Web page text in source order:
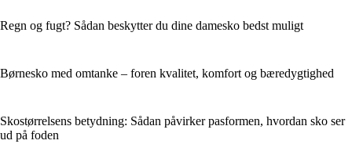
Regn og fugt? Sådan beskytter du dine damesko bedst muligt
Børnesko med omtanke – foren kvalitet, komfort og bæredygtighed
Skostørrelsens betydning: Sådan påvirker pasformen, hvordan sko ser
ud på foden